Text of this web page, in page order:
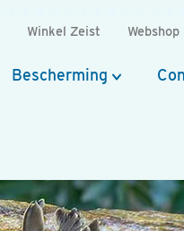
Winkel Zeist Webshop
Bescherming